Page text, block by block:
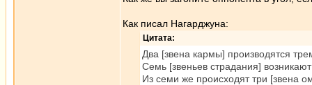
Как писал Нагарджуна:
Цитата:
Два [звена кармы] производятся
Семь [звеньев страдания]
Из семи же происходят три [звена